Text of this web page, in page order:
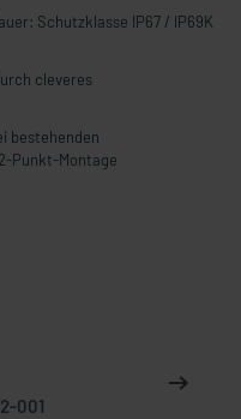
Schutzklasse IP67 / IP69K
cleveres
bestehenden
Punkt-Montage
001